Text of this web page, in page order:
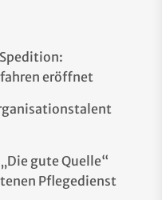
eröffnet
gute Quelle“
Pflegedienst